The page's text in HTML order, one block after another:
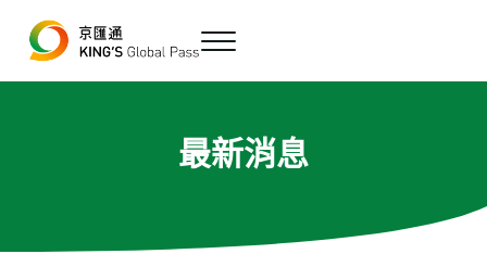
京匯通 官方網站
Menu
最新消息